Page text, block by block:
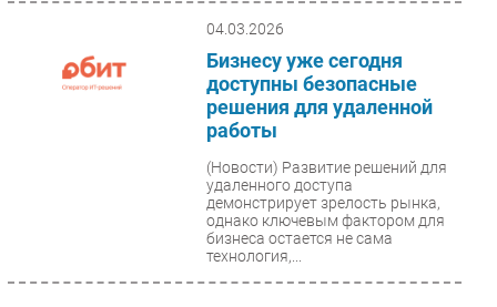
04.03.2026
Бизнесу уже сегодня
доступны безопасные
решения для удаленной
работы
(Новости) Развитие решений для
удаленного доступа
демонстрирует зрелость рынка,
однако ключевым фактором для
бизнеса остается не сама
технология,...